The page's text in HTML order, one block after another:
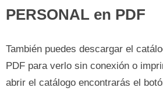
PERSONAL en PDF
También puedes descargar el
PDF para verlo sin conexión o
abrir el catálogo encontrarás el